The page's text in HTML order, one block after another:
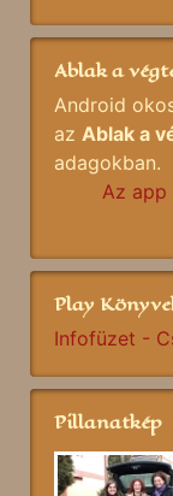
Ablak a
Android
az Ablak a
adagokban.
Az
Play
Infofüzet -
Pillanatkép